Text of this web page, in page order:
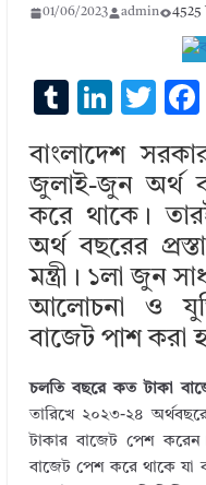
01/06/2023 admin 4525
T
m
bl
r
Li
k
e
dI
n
T
it
te
r
বাংলাদেশ
জুলাই-জুন অর্থ
করে থাকে।
অর্থ বছরের
মন্ত্রী। ১লা জুন
আলোচনা ও
বাজেট পাশ করা
চলতি বছরে কত টাকা
তারিখে ২০২৩-২৪
টাকার বাজেট পেশ
বাজেট পেশ করে থাকে যা